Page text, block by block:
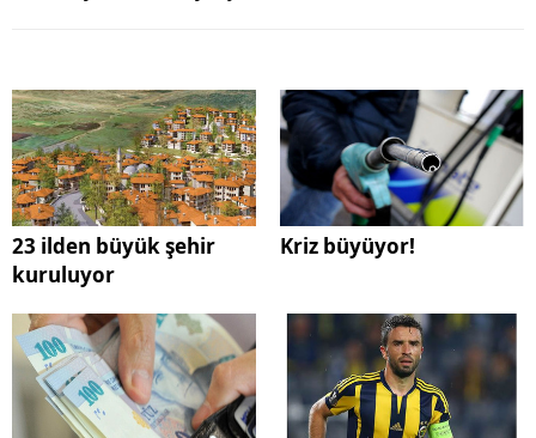
23 ilden büyük şehir
kuruluyor
Kriz büyüyor!